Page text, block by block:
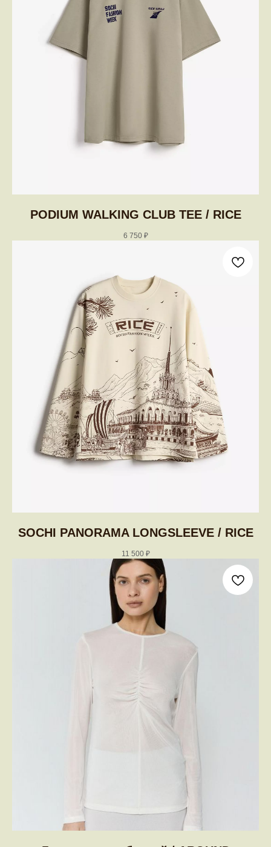
PODIUM WALKING CLUB TEE / RICE
6 750 ₽
SOCHI PANORAMA LONGSLEEVE / RICE
11 500 ₽